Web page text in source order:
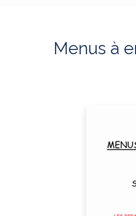
Menus à